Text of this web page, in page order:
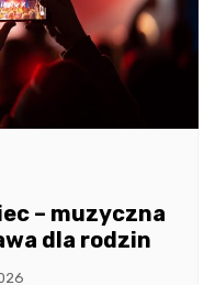
– muzyczna
dla rodzin